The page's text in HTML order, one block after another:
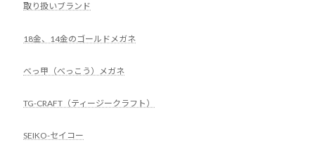
取り扱いブランド
18金、14金のゴールドメガネ
べっ甲（べっこう）メガネ
TG-CRAFT（ティージークラフト）
SEIKO-セイコー